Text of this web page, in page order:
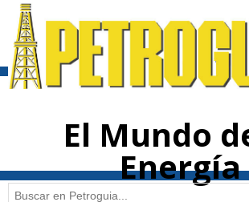
contenido
El Mundo
Energía
Buscar